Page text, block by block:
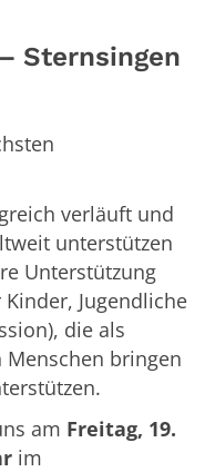
Sternsingen
verläuft und
unterstützen
Unterstützung
Jugendliche
die als
Menschen bringen
am Freitag, 19.
im